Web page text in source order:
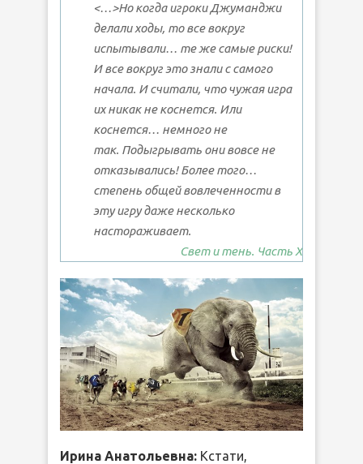
<…>Но когда игроки Джуманджи
делали ходы, то все вокруг
испытывали… те же самые риски!
И все вокруг это знали с самого
начала. И считали, чточужая игра
их никак не коснется. Или
коснется… немного не
так. Подыгрывать они вовсе не
отказывались! Более того…
степень общей вовлеченностив
эту игру даже несколько
настораживает.
Свет и тень. Часть Х
Ирина Анатольевна: Кстати,